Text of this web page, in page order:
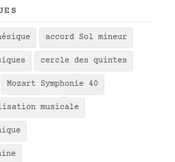
accord Sol mineur
cercle des quintes
Mozart Symphonie 40
musicale